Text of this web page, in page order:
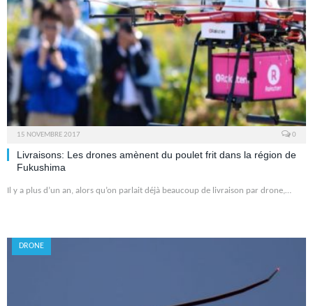
15 NOVEMBRE 2017 0
Livraisons: Les drones amènent du poulet frit dans la région de
Fukushima
Il y a plus d’un an, alors qu’on parlait déjà beaucoup de livraison par drone,…
DRONE